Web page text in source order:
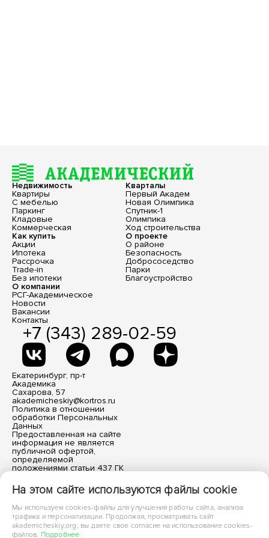
На этом сайте используются файлы cookie
Мы используем cookies-файлы для улучшения работы сайта, анализа
трафика и персонализации. Продолжая, просматривать сайт
akademicheskiy.org, вы даете свое согласие на использование cookies-
файлов. Подробнее
Недвижимость
Квартиры
С мебелью
Паркинг
Кладовые
Коммерческая
Кварталы
Первый Академ
Новая Олимпика
Спутник-1
Олимпика
Ход строительства
Как купить
Акции
Ипотека
Рассрочка
Trade-in
Без ипотеки
О проекте
О районе
Безопасность
Добрососедство
Парки
Благоустройство
О компании
РСГ-Академическое
Новости
Вакансии
Контакты
+7 (343) 289-02-59
Екатеринбург, пр-т
Академика
Сахарова, 57
akademicheskiy@kortros.ru
Политика в отношении
обработки Персональных
Данных
Предоставленная на сайте
информация не является
публичной офертой,
определяемой
положениями статьи 437 ГК
материалы носят
информационный характер.